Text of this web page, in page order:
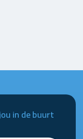
in de buurt